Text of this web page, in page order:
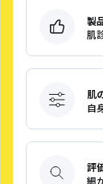
製
肌
肌
自
評
細